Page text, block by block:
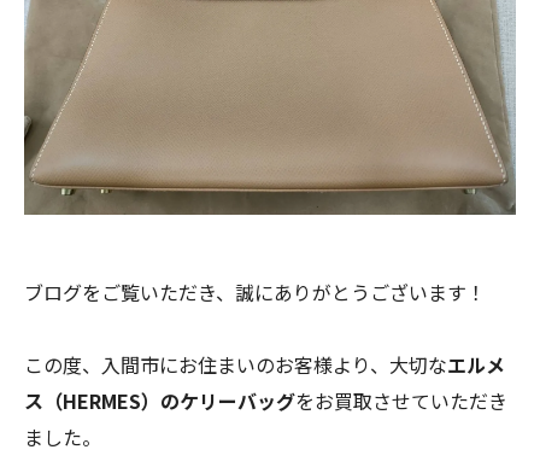
ブログをご覧いただき、誠にありがとうございます！
この度、入間市にお住まいのお客様より、大切なエルメ
ス（HERMES）のケリーバッグをお買取させていただき
ました。